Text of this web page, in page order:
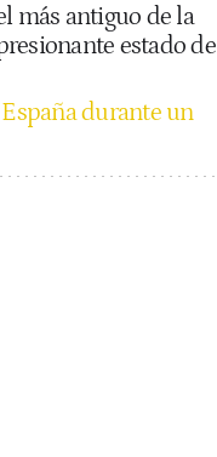
más antiguo de la
estado de
durante un